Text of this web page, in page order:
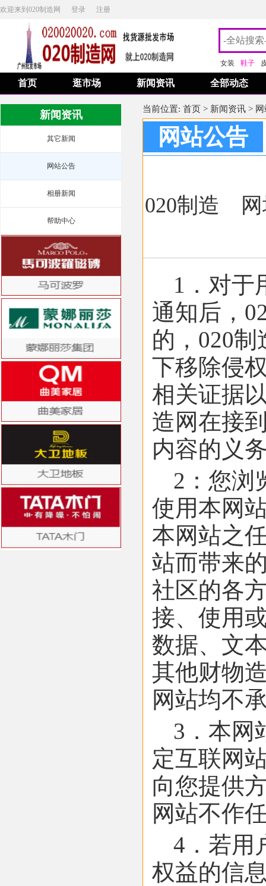
欢迎来到020制造网 登录 注册
女装 鞋子
首页 逛市场 新闻资讯 全部动态
新闻资讯
其它新闻
网站公告
相册新闻
帮助中心
当前位置: 首页 > 新闻资讯 >
网站公告
020制造
1．对于
通知后，
的，020
下移除侵
相关证据
造网在接
内容的义
2：您浏
使用本网
本网站之
站而带来
社区的各
接、使用
数据、文
其他财物
网站均不
3．本网
定互联网
向您提供
网站不作
4．若用
权益的信